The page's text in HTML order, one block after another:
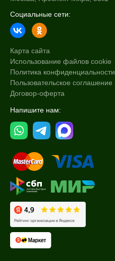
Социальные сети:
Карта сайта
Использование файлов cookie
Политика конфиденциальности
Пользовательское соглашение
Договор-оферта
Напишите нам: